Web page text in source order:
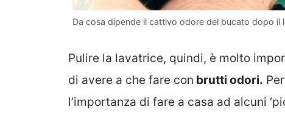
Da cosa dipende il cattivo odore del bucato dopo il
Pulire la lavatrice, quindi, è molto
di avere a che fare con brutti odori.
l’importanza di fare a casa ad alcuni